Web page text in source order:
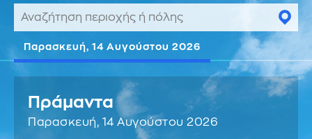
Παρασκευή, 14 Αυγούστου 2026
Πράμαντα
Παρασκευή, 14 Αυγούστου 2026